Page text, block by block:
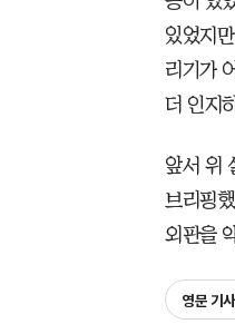
있었지
리기가
더 인지
앞서 위
브리핑
외판을
영문 기